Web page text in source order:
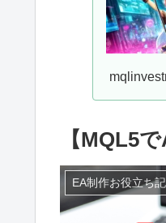
【MQL5
EA制作お役立ち